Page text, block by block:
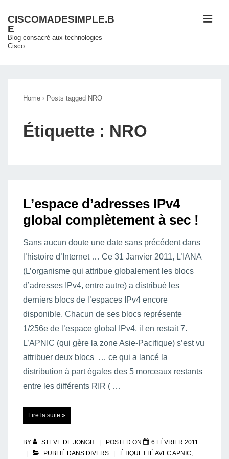
passer
au
contenu
CISCOMADESIMPLE.B
E
Blog consacré aux technologies
Cisco.
Home › Posts tagged NRO
Étiquette : NRO
L’espace d’adresses IPv4
global complètement à sec !
Sans aucun doute une date sans précédent dans
l’histoire d’Internet … Ce 31 Janvier 2011, L’IANA
(L’organisme qui attribue globalement les blocs
d’adresses IPv4, entre autre) a distribué les
derniers blocs de l’espaces IPv4 encore
disponible. Chacun de ses blocs représente
1/256e de l’espace global IPv4, il en restait 7.
L’APNIC (qui gère la zone Asie-Pacifique) s’est vu
attribuer deux blocs … ce qui a lancé la
distribution à part égales des 5 morceaux restants
entre les différents RIR ( …
d’adresses
IPv4
à
Lire la suite »
BY STEVE DE JONGH POSTED ON
6 FÉVRIER 2011
PUBLIÉ DANS DIVERS ÉTIQUETTÉ AVEC APNIC,